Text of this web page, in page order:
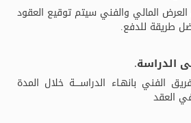
المالي والفني سيتم توقيع العقود
طريقة للدفع.
الدراسة.
الفني بانهـاء الدراســــة خلال المدة
العقد